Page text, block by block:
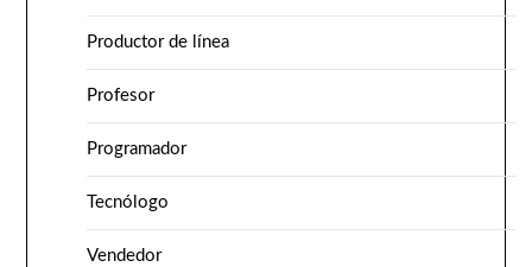
Productor de línea
Profesor
Programador
Tecnólogo
Vendedor